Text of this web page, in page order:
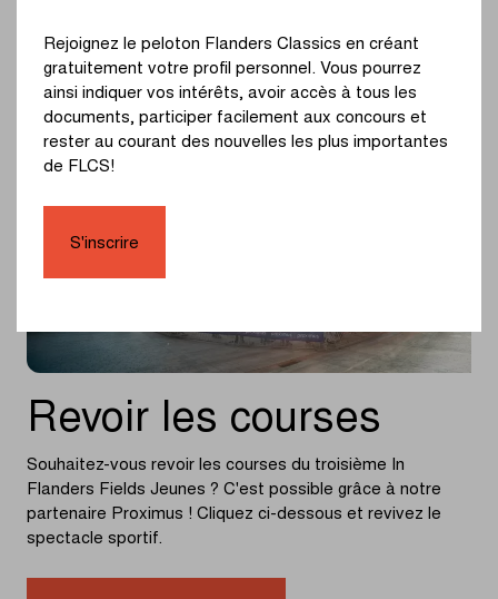
Revoir les courses
Souhaitez-vous revoir les courses du troisième In
Flanders Fields Jeunes ? C'est possible grâce à notre
partenaire Proximus ! Cliquez ci-dessous et revivez le
spectacle sportif.
Rejoignez le peloton Flanders Classics en créant
gratuitement votre profil personnel. Vous pourrez
ainsi indiquer vos intérêts, avoir accès à tous les
documents, participer facilement aux concours et
rester au courant des nouvelles les plus importantes
de FLCS!
S'inscrire